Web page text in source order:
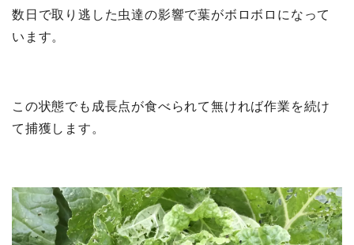
数日で取り逃した虫達の影響で葉がボロボロになって
います。
この状態でも成長点が食べられて無ければ作業を続け
て捕獲します。